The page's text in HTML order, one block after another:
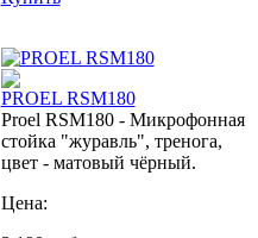
PROEL RSM180
Proel RSM180 - Микрофонная
стойка "журавль", тренога,
цвет - матовый чёрный.
Цена: